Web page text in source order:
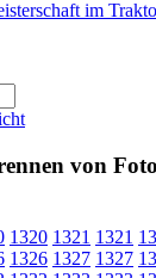
von
1320 1321 1321
1326 1327 1327